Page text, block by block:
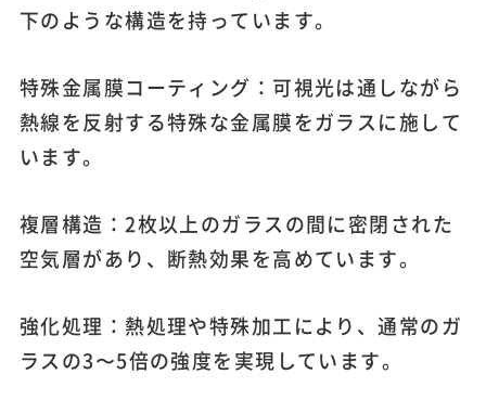
下のような構造を持っています。
特殊金属膜コーティング：可視光は通しながら
熱線を反射する特殊な金属膜をガラスに施して
います。
複層構造：2枚以上のガラスの間に密閉された
空気層があり、断熱効果を高めています。
強化処理：熱処理や特殊加工により、通常のガ
ラスの3〜5倍の強度を実現しています。